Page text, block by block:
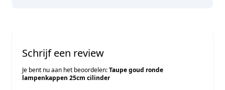
Schrijf een review
Je bent nu aan het beoordelen:Taupe goud ronde
lampenkappen 25cm cilinder